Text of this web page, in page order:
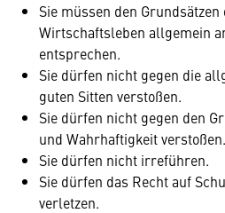
Sie müssen den
Wirtschaftsleben allgemein
entsprechen.
Sie dürfen nicht gegen die
guten Sitten verstoßen.
Sie dürfen nicht gegen den
und Wahrhaftigkeit verstoßen.
Sie dürfen nicht irreführen.
Sie dürfen das Recht auf
verletzen.